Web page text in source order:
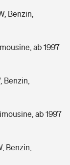
Benzin,
ab 1997
Benzin,
ab 1997
Benzin,